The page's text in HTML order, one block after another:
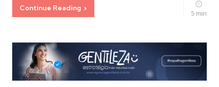
Continue Reading
5 min